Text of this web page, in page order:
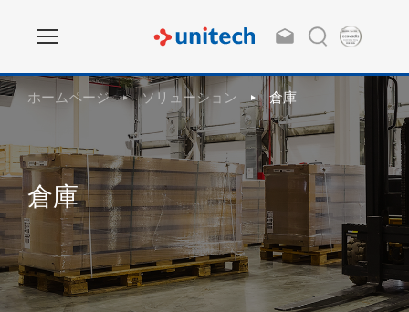
ホームページ ソリューション 倉庫
倉庫